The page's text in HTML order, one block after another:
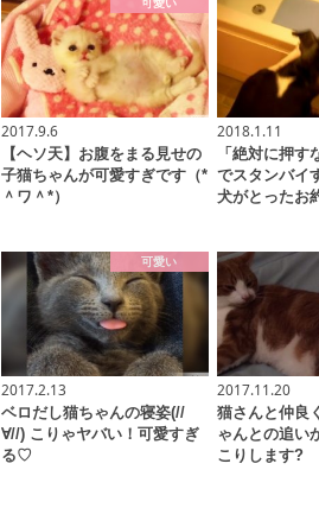
可愛い
2017.9.6
【ヘソ天】お腹をまる見せの
子猫ちゃんが可愛すぎです（*
＾ワ＾*）
2018.1.11
「絶対に押す
でスタンバイ
犬がとったお
可愛い
2017.2.13
ベロだし猫ちゃんの寝姿(//
∀//) こりゃヤバい！可愛すぎ
る♡
2017.11.20
猫さんと仲良
ゃんとの追い
こりします?